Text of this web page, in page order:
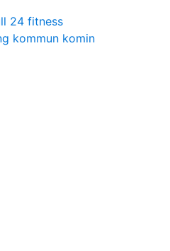
24 fitness
kommun komin